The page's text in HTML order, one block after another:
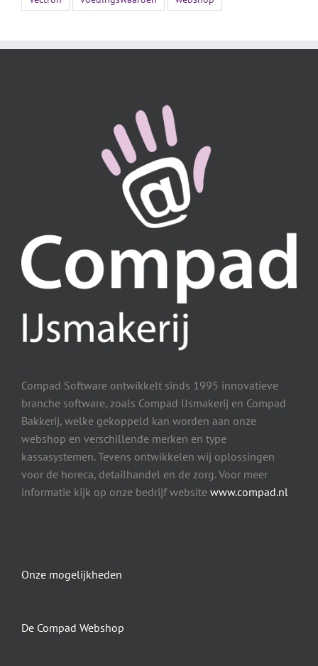
Compad Software ontwikkelt sinds 1995 innovatieve
branche software, zoals Compad IJsmakerij en Compad
Bakkerij, welke gekoppeld kan worden aan onze
webshop en verschillende merken en type
kassasystemen. Tevens ontwikkelen wij oplossingen
voor de horeca, detailhandel en de zorg. Voor meer
informatie kijk op onze bedrijf website www.compad.nl
Onze mogelijkheden
De Compad Webshop